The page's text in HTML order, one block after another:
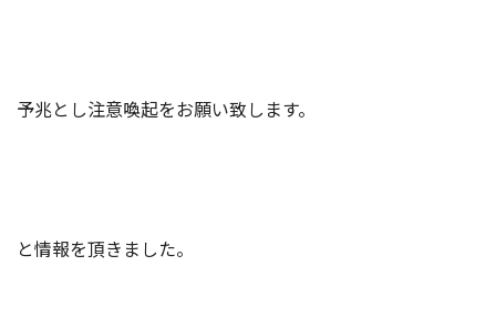
予兆とし注意喚起をお願い致します。
と情報を頂きました。